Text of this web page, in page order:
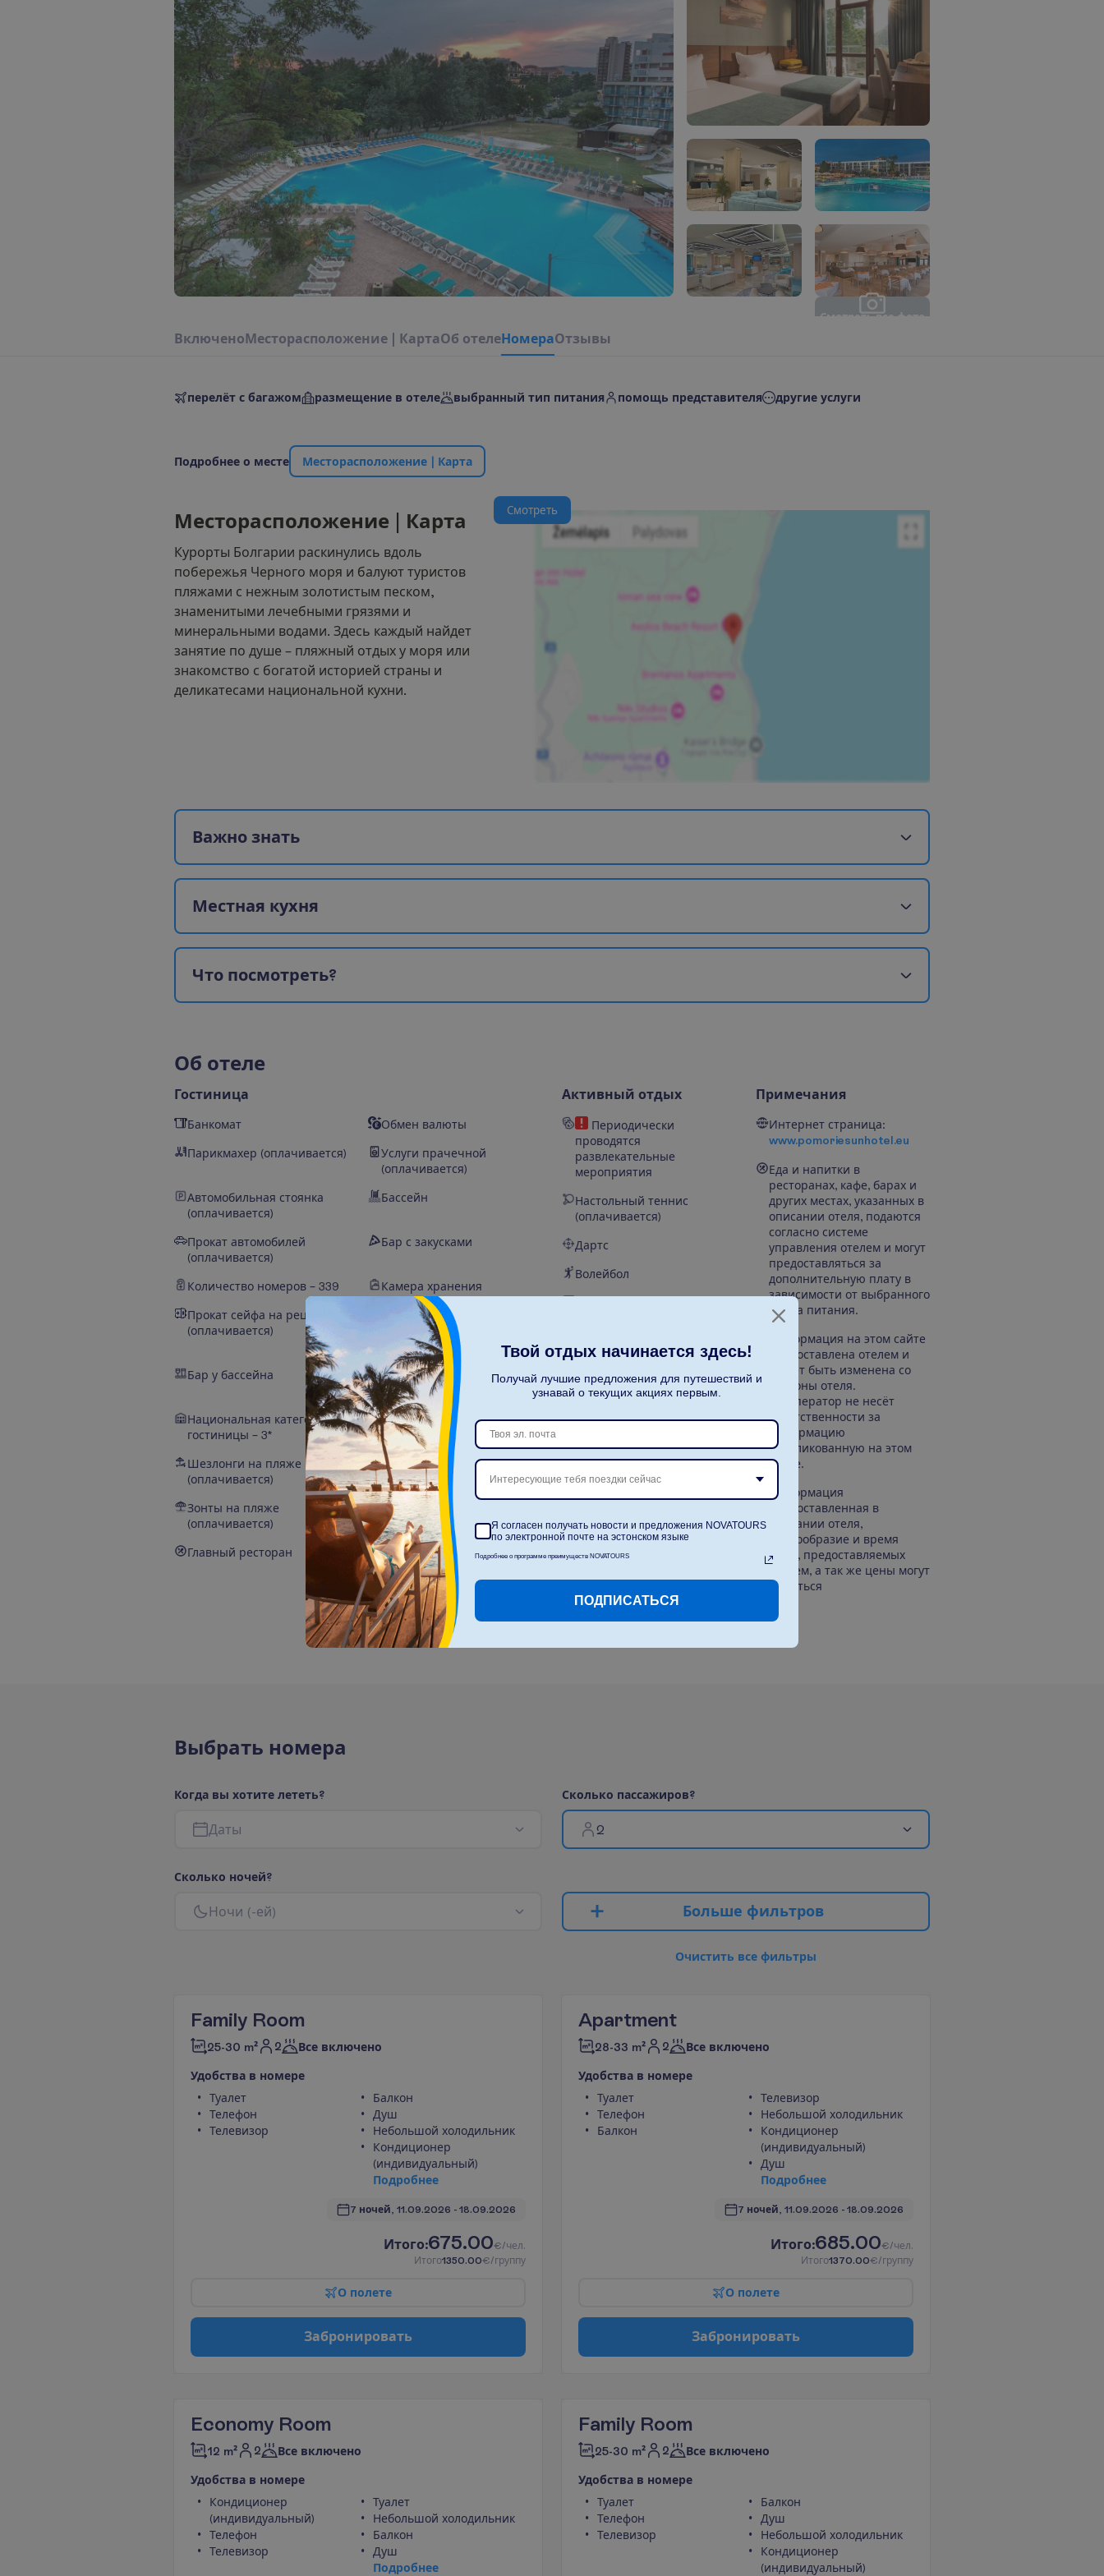
Смотреть все фото
ВключеноМесторасположение КартаОб отелеНомераОтзывы
перелёт с багажом размещение в отеле выбранный тип питания помощь представителя другие услуги
Подробнее о месте Месторасположение Карта
Месторасположение Карта
Курорты Болгарии раскинулись вдоль
побережья Черного моря и балуют туристов
пляжами с нежным золотистым песком,
знаменитыми лечебными грязями и
минеральными водами. Здесь каждый найдет
занятие по душе – пляжный отдых у моря или
знакомство с богатой историей страны и
деликатесами национальной кухни.
Смотреть
Важно знать
Местная кухня
Что посмотреть?
Об отеле
Гостиница
Банкомат Обмен валюты
Парикмахер (оплачивается)
Услуги прачечной
(оплачивается)
Автомобильная стоянка
(оплачивается)
Бассейн
Прокат автомобилей
(оплачивается)
Бар с закусками
Количество номеров – 339 Камера хранения
Прокат сейфа на рецепции
(оплачивается)
Беспроводной интернет (в
определенных помещениях
гостиницы, оплачивается)
Бар у бассейна
Гостиница
отремонтирована 2019 г
Национальная категория
гостиницы – 3*
Шезлонги у бассейна
Шезлонги на пляже
(оплачивается)
Зонты у бассейна
Зонты на пляже
(оплачивается)
Лобби-бар
Главный ресторан
Активный отдых
Периодически
проводятся
развлекательные
мероприятия
Настольный теннис
(оплачивается)
Дартс
Волейбол
Примечания
Интернет страница:
www.pomoriesunhotel.eu
Еда и напитки в
ресторанах, кафе, барах и
других местах, указанных в
описании отеля, подаются
согласно системе
управления отелем и могут
предоставляться за
дополнительную плату в
зависимости от выбранного
плана питания.
Информация на этом сайте
предоставлена отелем и
может быть изменена со
стороны отеля.
Туроператор не несёт
ответственности за
информацию
опубликованную на этом
сайте.
Информация
предоставленная в
описании отеля,
разнообразие и время
услуг, предоставляемых
отелем, а так же цены могут
меняться
Показать все
Выбрать номера
Когда вы хотите лететь?
Даты
Сколько пассажиров?
2
Сколько ночей?
Ночи (-ей) Больше фильтров
Очистить все фильтры
Family Room
25-30 m² 2 Все включено
Удобства в номере
Туалет
Телефон
Телевизор
Балкон
Душ
Небольшой холодильник
Кондиционер
(индивидуальный)
Подробнее
7 ночей, 11.09.2026 - 18.09.2026
Итого:675.00€/чел.
Итого1350.00€/группу
О полете
Забронировать
Apartment
28-33 m² 2 Все включено
Удобства в номере
Туалет
Телефон
Балкон
Телевизор
Небольшой холодильник
Кондиционер
(индивидуальный)
Душ
Подробнее
7 ночей, 11.09.2026 - 18.09.2026
Итого:685.00€/чел.
Итого1370.00€/группу
О полете
Забронировать
Economy Room
12 m² 2 Все включено
Удобства в номере
Кондиционер
(индивидуальный)
Телефон
Телевизор
Туалет
Небольшой холодильник
Балкон
Душ
Подробнее
Family Room
25-30 m² 2 Все включено
Удобства в номере
Туалет
Телефон
Телевизор
Балкон
Душ
Небольшой холодильник
Кондиционер
(индивидуальный)
Твой отдых начинается здесь!
Получай лучшие предложения для путешествий и
узнавай о текущих акциях первым.
Интересующие тебя поездки сейчас
Я согласен получать новости и предложения NOVATOURS
по электронной почте на эстонском языке
Подробнее о программе преимуществ NOVATOURS
ПОДПИСАТЬСЯ